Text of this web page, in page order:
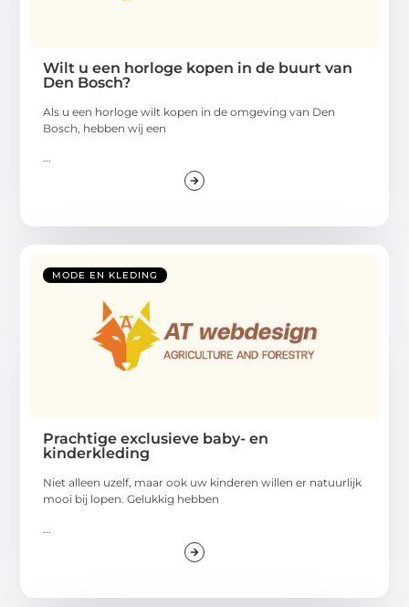
Wilt u een horloge kopen in de buurt van
Den Bosch?
Als u een horloge wilt kopen in de omgeving van Den
Bosch, hebben wij een
...
MODE EN KLEDING
Prachtige exclusieve baby- en
kinderkleding
Niet alleen uzelf, maar ook uw kinderen willen er natuurlijk
mooi bij lopen. Gelukkig hebben